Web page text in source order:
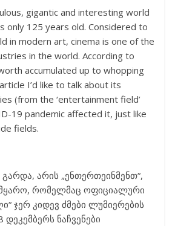
gigantic and interesting world
only 125 years old. Considered to
in modern art, cinema is one of the
in the world. According to
accumulated up to whopping
I’d like to talk about its
(from the ‘entertainment field’
19 pandemic affected it, just like
fields.
არის „ენთერთეინმენთ“,
რომელმაც ოფიციალური
ჯერ კიდევ ძმები ლუმიერების
ნაჩვენები